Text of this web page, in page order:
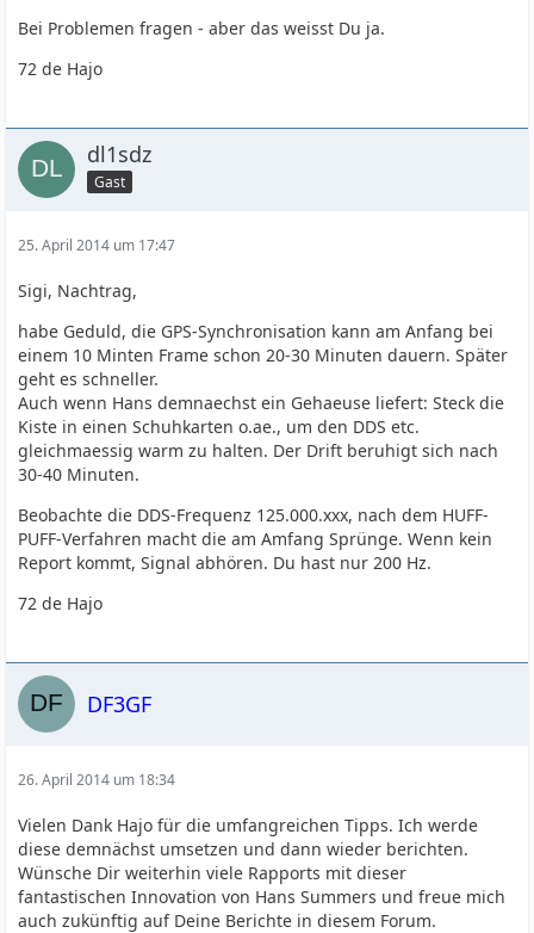
Bei Problemen fragen - aber das weisst Du ja.
72 de Hajo
dl1sdz
Gast
25. April 2014 um 17:47
Sigi, Nachtrag,
habe Geduld, die GPS-Synchronisation kann am Anfang bei
einem 10 Minten Frame schon 20-30 Minuten dauern. Später
geht es schneller.
Auch wenn Hans demnaechst ein Gehaeuse liefert: Steck die
Kiste in einen Schuhkarten o.ae., um den DDS etc.
gleichmaessig warm zu halten. Der Drift beruhigt sich nach
30-40 Minuten.
Beobachte die DDS-Frequenz 125.000.xxx, nach dem HUFF-
PUFF-Verfahren macht die am Amfang Sprünge. Wenn kein
Report kommt, Signal abhören. Du hast nur 200 Hz.
72 de Hajo
DF3GF
26. April 2014 um 18:34
Vielen Dank Hajo für die umfangreichen Tipps. Ich werde
diese demnächst umsetzen und dann wieder berichten.
Wünsche Dir weiterhin viele Rapports mit dieser
fantastischen Innovation von Hans Summers und freue mich
auch zukünftig auf Deine Berichte in diesem Forum.